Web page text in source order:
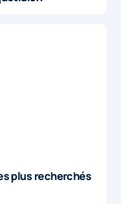
plus recherchés